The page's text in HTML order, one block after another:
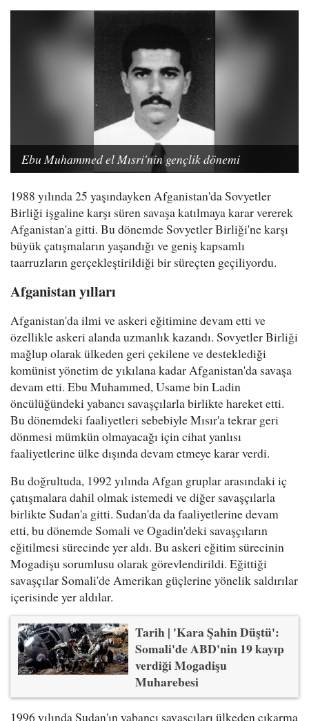
Ebu Muhammed el Mısri'nin gençlik dönemi
1988 yılında 25 yaşındayken Afganistan'da Sovyetler
Birliği işgaline karşı süren savaşa katılmaya karar vererek
Afganistan'a gitti. Bu dönemde Sovyetler Birliği'ne karşı
büyük çatışmaların yaşandığı ve geniş kapsamlı
taarruzların gerçekleştirildiği bir süreçten geçiliyordu.
Afganistan yılları
Afganistan'da ilmi ve askeri eğitimine devam etti ve
özellikle askeri alanda uzmanlık kazandı. Sovyetler Birliği
mağlup olarak ülkeden geri çekilene ve desteklediği
komünist yönetim de yıkılana kadar Afganistan'da savaşa
devam etti. Ebu Muhammed, Usame bin Ladin
öncülüğündeki yabancı savaşçılarla birlikte hareket etti.
Bu dönemdeki faaliyetleri sebebiyle Mısır'a tekrar geri
dönmesi mümkün olmayacağı için cihat yanlısı
faaliyetlerine ülke dışında devam etmeye karar verdi.
Bu doğrultuda, 1992 yılında Afgan gruplar arasındaki iç
çatışmalara dahil olmak istemedi ve diğer savaşçılarla
birlikte Sudan'a gitti. Sudan'da da faaliyetlerine devam
etti, bu dönemde Somali ve Ogadin'deki savaşçıların
eğitilmesi sürecinde yer aldı. Bu askeri eğitim sürecinin
Mogadişu sorumlusu olarak görevlendirildi. Eğittiği
savaşçılar Somali'de Amerikan güçlerine yönelik saldırılar
içerisinde yer aldılar.
Tarih | 'Kara Şahin Düştü':
Somali'de ABD'nin 19 kayıp
verdiği Mogadişu
Muharebesi
1996 yılında Sudan'ın yabancı savaşçıları ülkeden çıkarma